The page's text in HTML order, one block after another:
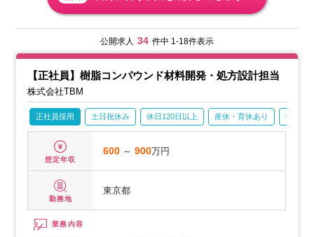
公開求人 34 件中 1-18件表示
【正社員】樹脂コンパウンド材料開発・処方設計担当
株式会社TBM
正社員採用 土日祝休み 休日120日以上 産休・育休あり 学歴不
想定年収
600 ～900万円
勤務地
東京都
業務内容